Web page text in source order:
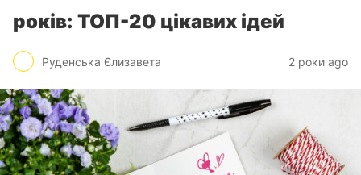
років: ТОП-20 цікавих ідей
Руденська Єлизавета 2 роки ago